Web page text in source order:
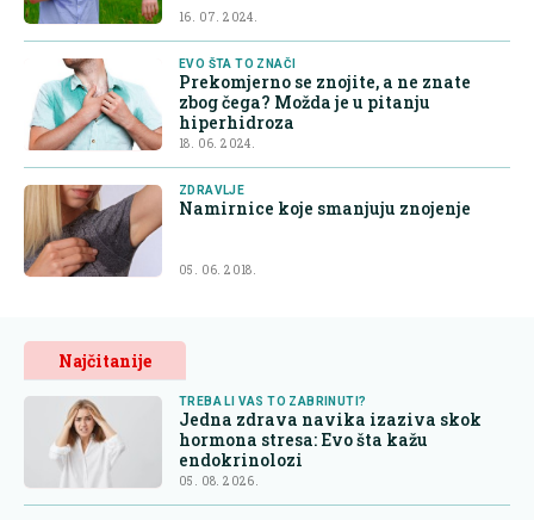
16. 07. 2024.
EVO ŠTA TO ZNAČI
Prekomjerno se znojite, a ne znate
zbog čega? Možda je u pitanju
hiperhidroza
18. 06. 2024.
ZDRAVLJE
Namirnice koje smanjuju znojenje
05. 06. 2018.
Najčitanije
TREBA LI VAS TO ZABRINUTI?
Jedna zdrava navika izaziva skok
hormona stresa: Evo šta kažu
endokrinolozi
05. 08. 2026.